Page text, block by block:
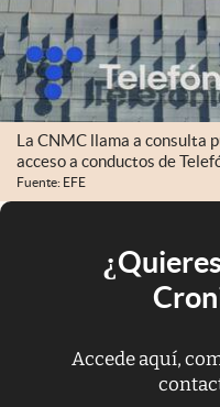
La CNMC llama a consulta
acceso a conductos de
Fuente: EFE
Accede aquí,